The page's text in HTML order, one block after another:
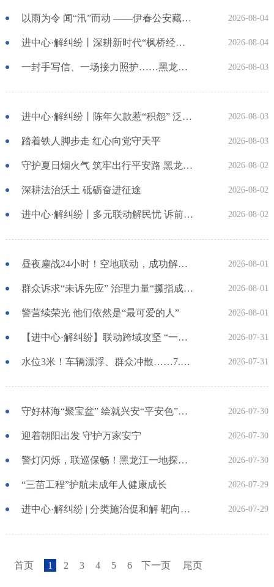
以雨为令 闻“汛”而动 ——伊春公安藏蓝护民安 筑牢防汛“安全堤坝” 2026-08-04
进中心·解纠纷丨深耕新时代“枫桥经验”沃土 闭环联动化解跨村地界小纠纷 2026-08-04
一封手写信、一场接力照护……黑龙江省公安厅垦区公安局“两阳工程”让守护更有温度 2026-08-03
进中心·解纠纷丨陈年欠款惹“积怨” 泛黄欠据终“变现” 2026-08-03
踏着铁人脚步走 红心向党守天平 2026-08-03
守护夏日烟火气 筑牢出行平安路 黑龙江全省公安交管部门深入开展交通安全宣讲活动 2026-08-02
深耕法治沃土 砥砺奋进征途 2026-08-02
进中心·解纠纷丨多元联动解民忧 诉前调解促和谐 2026-08-02
昼夜鏖战24小时！空地联动，成功解救深山失联勘探人员 2026-08-01
群众诉求“未诉先应” 治理力量“攥指成拳” 2026-08-01
警营续荣光 他们依然是“最可爱的人” 2026-08-01
【进中心·解纠纷】联动跨域攻坚 “一站式”化解货款纠纷 2026-07-31
水位3米！车辆漂浮、群众冲散……7.26暴雨夜，他们纵身一跃救下3条生命！ 2026-07-31
守好林海“聚宝盆” 绘就兴安“平安色”——大兴安岭公安机关全链条护航采摘季 2026-07-30
迎着朝阳出发 守护万家安宁 2026-07-30
警灯闪烁，联巡保畅！黑龙江一地探路“三警合一”，龙江公安再塑街面治理新格局 2026-07-30
“三苗工程”护航未成年人健康成长 2026-07-29
进中心·解纠纷 | 分类施治促和解 靶向调解止纷争 2026-07-29
首页 1 2 3 4 5 6 下一页 尾页